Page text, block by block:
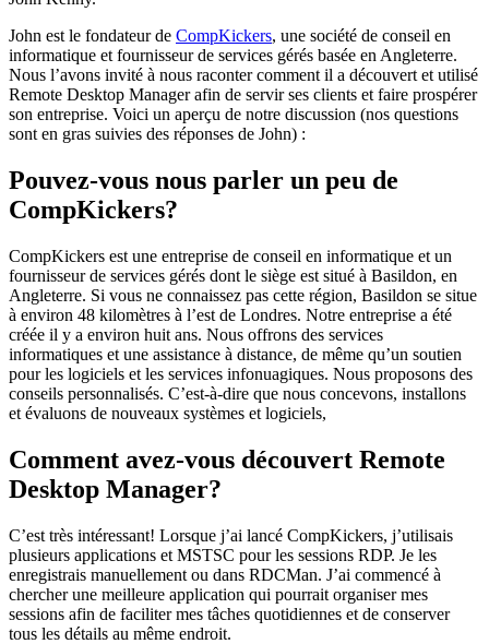
John est le fondateur de CompKickers, une société de conseil en
informatique et fournisseur de services gérés basée en Angleterre.
Nous l’avons invité à nous raconter comment il a découvert et utilisé
Remote Desktop Manager afin de servir ses clients et faire prospérer
son entreprise. Voici un aperçu de notre discussion (nos questions
sont en gras suivies des réponses de John) :
Pouvez-vous nous parler un peu de
CompKickers?
CompKickers est une entreprise de conseil en informatique et un
fournisseur de services gérés dont le siège est situé à Basildon, en
Angleterre. Si vous ne connaissez pas cette région, Basildon se situe
à environ 48 kilomètres à l’est de Londres. Notre entreprise a été
créée il y a environ huit ans. Nous offrons des services
informatiques et une assistance à distance, de même qu’un soutien
pour les logiciels et les services infonuagiques. Nous proposons des
conseils personnalisés. C’est-à-dire que nous concevons, installons
et évaluons de nouveaux systèmes et logiciels,
Comment avez-vous découvert Remote
Desktop Manager?
C’est très intéressant! Lorsque j’ai lancé CompKickers, j’utilisais
plusieurs applications et MSTSC pour les sessions RDP. Je les
enregistrais manuellement ou dans RDCMan. J’ai commencé à
chercher une meilleure application qui pourrait organiser mes
sessions afin de faciliter mes tâches quotidiennes et de conserver
tous les détails au même endroit.